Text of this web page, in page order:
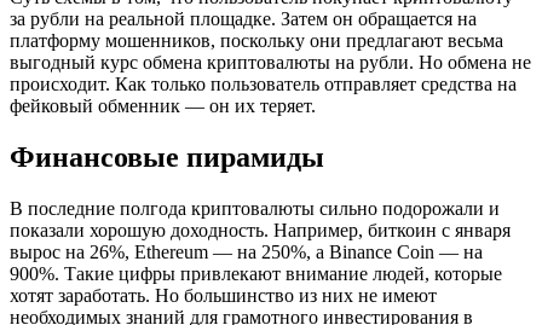
за рубли на реальной площадке. Затем он обращается на
платформу мошенников, поскольку они предлагают весьма
выгодный курс обмена криптовалюты на рубли. Но обмена не
происходит. Как только пользователь отправляет средства на
фейковый обменник — он их теряет.
Финансовые пирамиды
В последние полгода криптовалюты сильно подорожали и
показали хорошую доходность. Например, биткоин с января
вырос на 26%, Ethereum — на 250%, а Binance Coin — на
900%. Такие цифры привлекают внимание людей, которые
хотят заработать. Но большинство из них не имеют
необходимых знаний для грамотного инвестирования в